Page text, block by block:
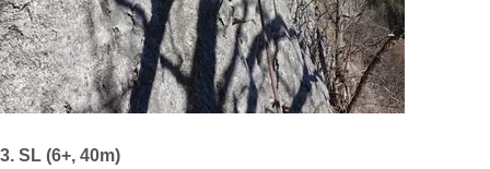
3. SL (6+, 40m)